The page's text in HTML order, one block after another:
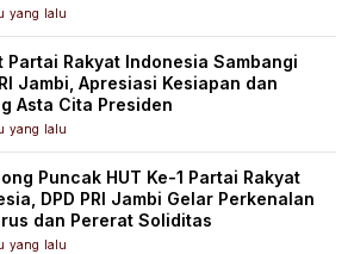
yang lalu
Partai Rakyat Indonesia Sambangi
Jambi, Apresiasi Kesiapan dan
Asta Cita Presiden
yang lalu
Puncak HUT Ke-1 Partai Rakyat
DPD PRI Jambi Gelar Perkenalan
dan Pererat Soliditas
yang lalu